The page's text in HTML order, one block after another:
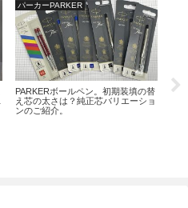
パーカーPARKER
PARKERボールペン。初期装填の替
え芯の太さは？純正芯バリエーショ
ンのご紹介。
よ